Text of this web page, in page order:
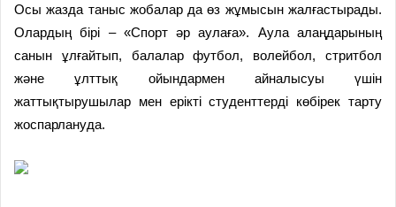
Осы жазда таныс жобалар да өз жұмысын жалғастырады.
Олардың бірі – «Спорт әр аулаға». Аула алаңдарының
санын ұлғайтып, балалар футбол, волейбол, стритбол
және ұлттық ойындармен айналысуы үшін
жаттықтырушылар мен ерікті студенттерді көбірек тарту
жоспарлануда.